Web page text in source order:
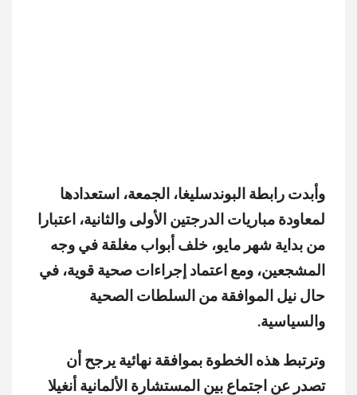
وأبدت رابطة البوندسليغا، الجمعة، استعدادها
لمعاودة مباريات الدرجتين الأولى والثانية، اعتبارا
من بداية شهر مايو، خلف أبواب مغلقة في وجه
المشجعين، ومع اعتماد إجراءات صحية قوية، في
حال نيل الموافقة من السلطات الصحية
والسياسية.
وترتبط هذه الخطوة بموافقة نهائية يرجح أن
تصدر عن اجتماع بين المستشارة الألمانية أنغيلا